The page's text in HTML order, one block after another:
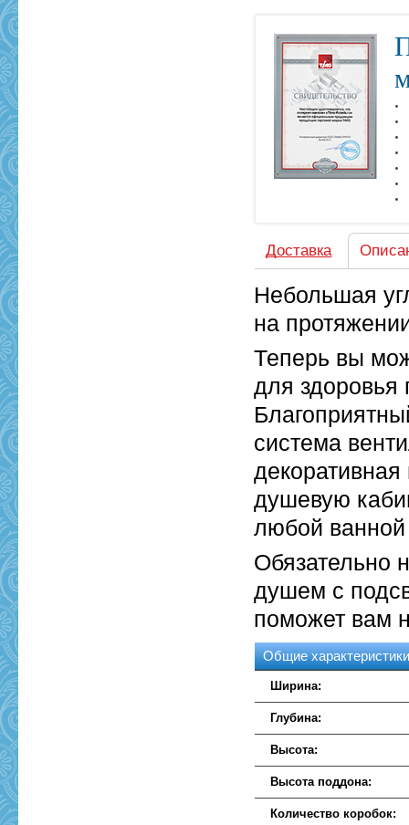
Доставка
Небольшая
на
Теперь вы
для
система
душевую
любой ванной
Обязательно
душем с
поможет вам
Общие
Ширина:
Глубина:
Высота:
Высота поддона:
Количество коробок: